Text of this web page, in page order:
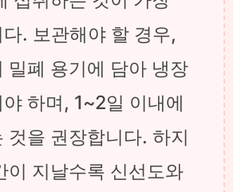
. 보관해야 할 경우,
밀폐 용기에 담아 냉장
하며, 1~2일 이내에
것을 권장합니다. 하지
이 지날수록 신선도와